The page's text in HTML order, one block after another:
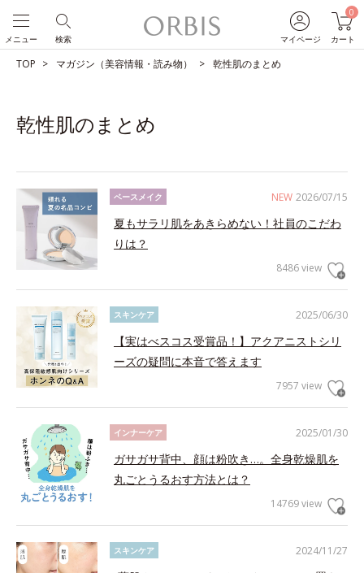
マイページ
0
カート
検索
メニュー
TOP マガジン（美容情報・読み物） 乾性肌のまとめ
乾性肌のまとめ
NEW 2026/07/15
ベースメイク
夏もサラリ肌をあきらめない！社員のこだわ
りは？
8486 view
2025/06/30
スキンケア
【実はべスコス受賞品！】アクアニストシリ
ーズの疑問に本音で答えます
7957 view
2025/01/30
インナーケア
ガサガサ背中、顔は粉吹き…。全身乾燥肌を
丸ごとうるおす方法とは？
14769 view
2024/11/27
スキンケア